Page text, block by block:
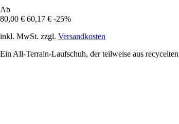
Ab
80,00 € 60,17 € -25%
inkl. MwSt. zzgl. Versandkosten
Ein All-Terrain-Laufschuh, der teilweise aus